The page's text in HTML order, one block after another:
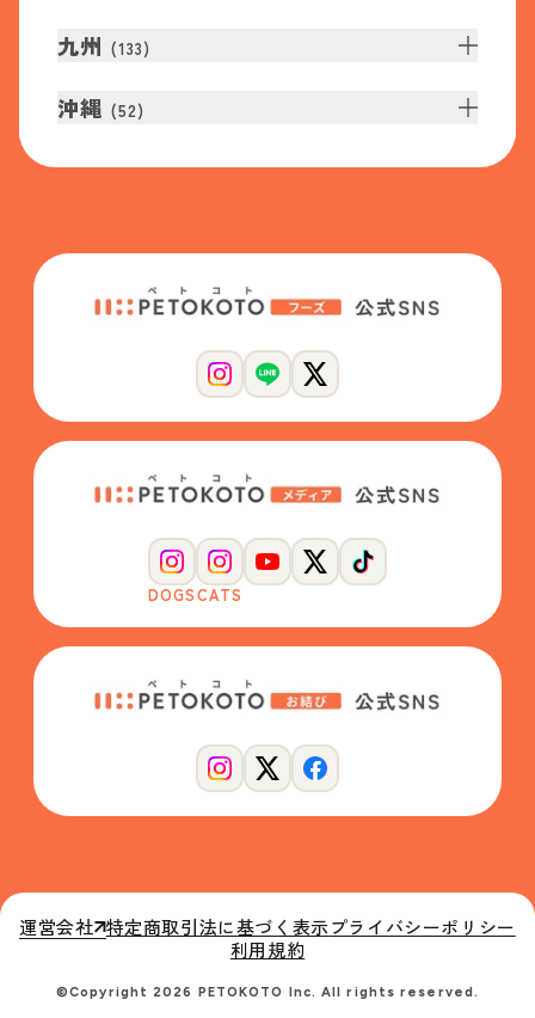
九州 (133)
沖縄 (52)
DOGSCATS
運営会社 特定商取引法に基づく表示プライバシーポリシー
利用規約
©Copyright 2026 PETOKOTO Inc. All rights reserved.